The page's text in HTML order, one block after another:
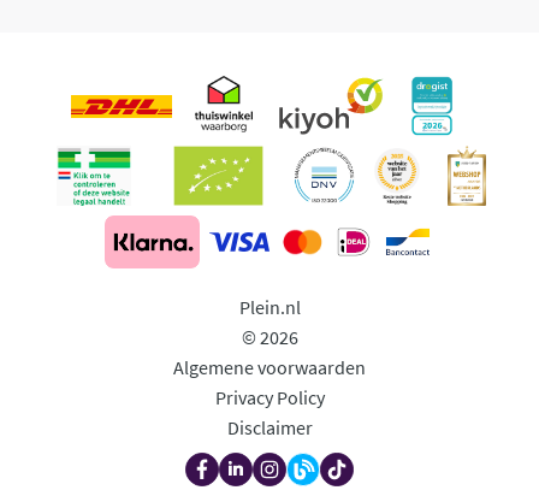
Plein.nl
© 2026
Algemene voorwaarden
Privacy Policy
Disclaimer